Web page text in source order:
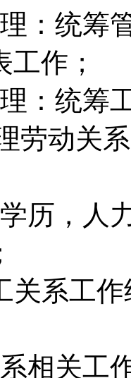
：统筹
作；
：统筹
劳动关
历，人
关系工
相关工